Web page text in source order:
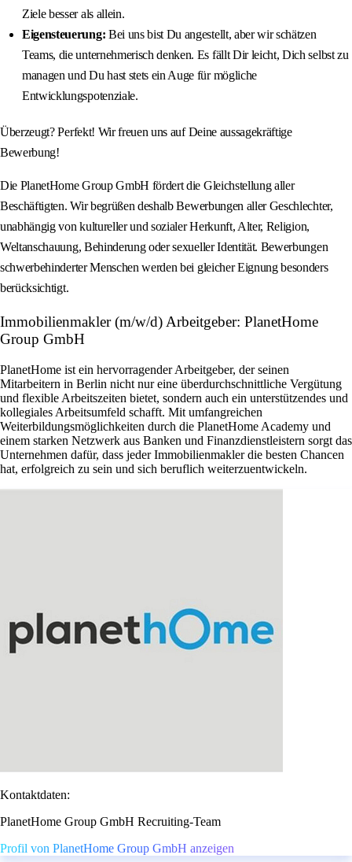
Ziele besser als allein.
Eigensteuerung: Bei uns bist Du angestellt, aber wir schätzen
Teams, die unternehmerisch denken. Es fällt Dir leicht, Dich selbst zu
managen und Du hast stets ein Auge für mögliche
Entwicklungspotenziale.
Überzeugt? Perfekt! Wir freuen uns auf Deine aussagekräftige
Bewerbung!
Die PlanetHome Group GmbH fördert die Gleichstellung aller
Beschäftigten. Wir begrüßen deshalb Bewerbungen aller Geschlechter,
unabhängig von kultureller und sozialer Herkunft, Alter, Religion,
Weltanschauung, Behinderung oder sexueller Identität. Bewerbungen
schwerbehinderter Menschen werden bei gleicher Eignung besonders
berücksichtigt.
Immobilienmakler (m/w/d) Arbeitgeber: PlanetHome
Group GmbH
PlanetHome ist ein hervorragender Arbeitgeber, der seinen
Mitarbeitern in Berlin nicht nur eine überdurchschnittliche Vergütung
und flexible Arbeitszeiten bietet, sondern auch ein unterstützendes und
kollegiales Arbeitsumfeld schafft. Mit umfangreichen
Weiterbildungsmöglichkeiten durch die PlanetHome Academy und
einem starken Netzwerk aus Banken und Finanzdienstleistern sorgt das
Unternehmen dafür, dass jeder Immobilienmakler die besten Chancen
hat, erfolgreich zu sein und sich beruflich weiterzuentwickeln.
Kontaktdaten:
PlanetHome Group GmbH Recruiting-Team
Profil von PlanetHome Group GmbH anzeigen